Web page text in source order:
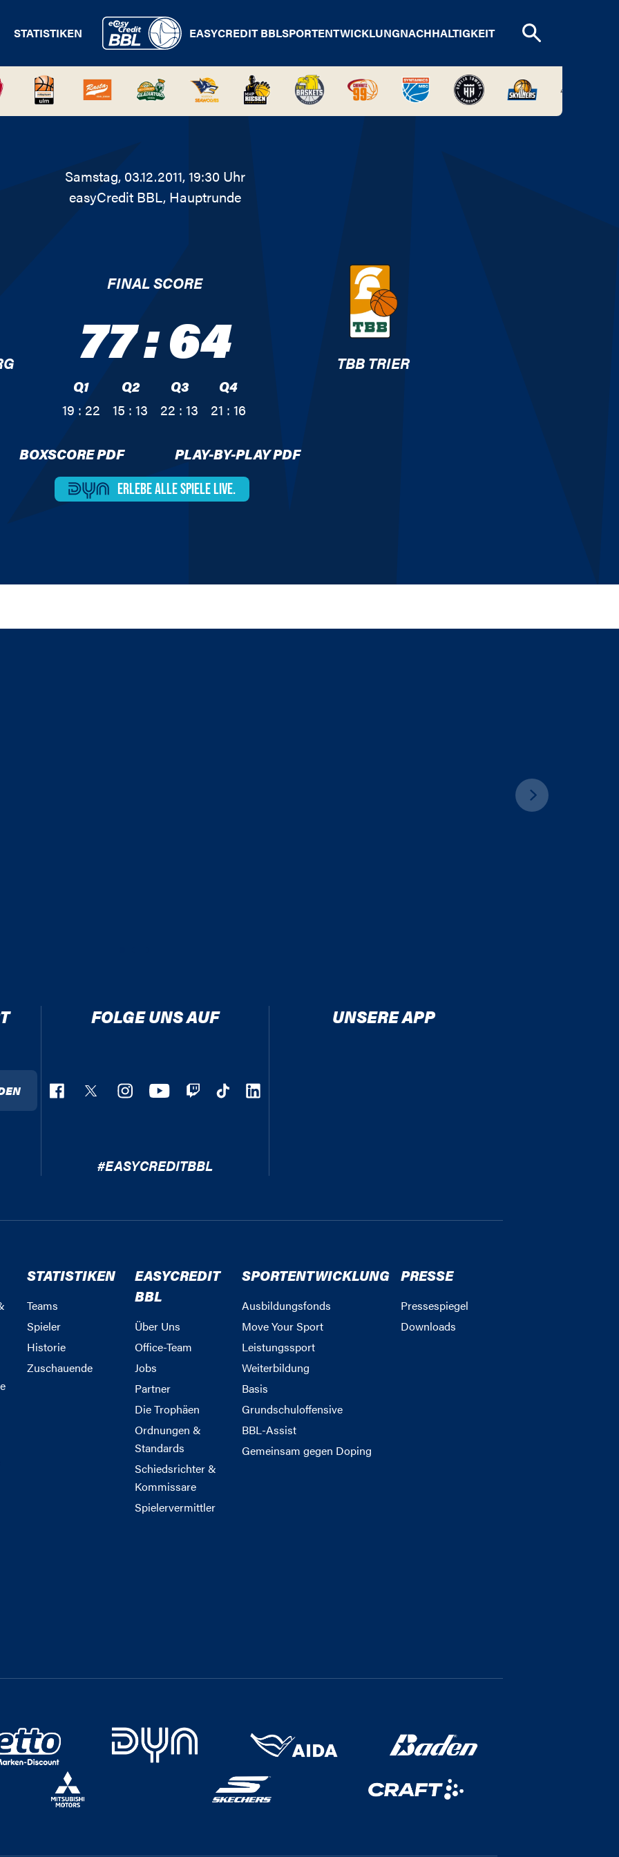
STATISTIKEN EASYCREDIT BBLSPORTENTWICKLUNGNACHHALTIGKEIT
Samstag, 03.12.2011, 19:30 Uhr
easyCredit BBL, Hauptrunde
FINAL SCORE
77:64
Q1
19 : 22
Q2
15 : 13
Q3
22 : 13
Q4
21 : 16
TBB TRIER
BOXSCORE PDF PLAY-BY-PLAY PDF
ERLEBE ALLESPIELE LIVE.
FOLGE UNS AUF
#EASYCREDITBBL
UNSERE APP
STATISTIKEN
Teams
Spieler
Historie
Zuschauende
EASYCREDIT
BBL
Über Uns
Office-Team
Jobs
Partner
Die Trophäen
Ordnungen &
Standards
Schiedsrichter &
Kommissare
Spielervermittler
SPORTENTWICKLUNG
Ausbildungsfonds
Move Your Sport
Leistungssport
Weiterbildung
Basis
Grundschuloffensive
BBL-Assist
Gemeinsam gegen Doping
PRESSE
Pressespiegel
Downloads